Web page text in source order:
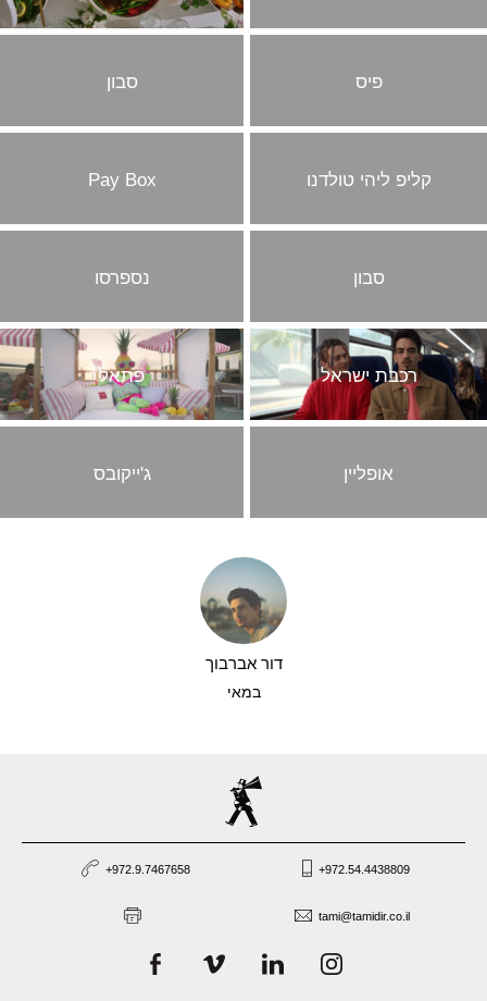
סטוריטלינג
פיס סבון
קליפ ליהי טולדנו Pay Box
סבון נספרסו
רכבת ישראל פתאל
אופליין ג'ייקובס
דור אברבוך
במאי
+972.9.7467658 +972.54.4438809
tami@tamidir.co.il